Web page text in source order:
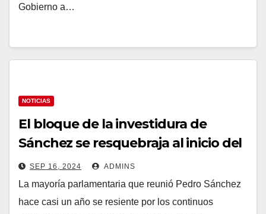
Gobierno a…
NOTICIAS
El bloque de la investidura de
Sánchez se resquebraja al inicio del
curso político
SEP 16, 2024 ADMINS
La mayoría parlamentaria que reunió Pedro Sánchez
hace casi un año se resiente por los continuos